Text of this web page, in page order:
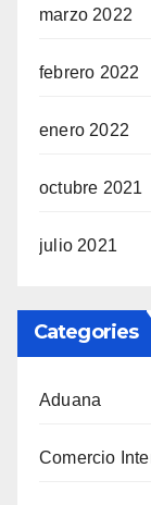
marzo 2022
febrero 2022
enero 2022
octubre 2021
julio 2021
Categories
Aduana
Comercio